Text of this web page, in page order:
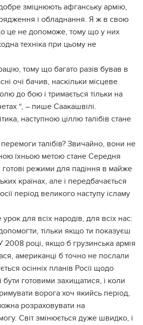
зміцнюють афганську армію,
і обладнання. Я ж в свою
це не допоможе, тому що у них
техніка при цьому не
тому що багато разів бував в
очі бачив, наскільки місцеве
до бою і тримається тільки на
“, – пише Саакашвілі.
наступною ціллю талібів стане
талібів? Звичайно, вони не
їхньою метою стане Середня
готові режими для падіння в майже
країнах, але і передбачається
період великого наступу ісламу
для всіх народів, для всіх нас:
тільки якщо ти показуєш
році, якщо б грузинська армія
американці б точно не послали
осінніх планів Росії щодо
готовими захищатися, і коли
ворога хоч якийсь період,
розраховувати на
Світ змінюється дуже швидко, і